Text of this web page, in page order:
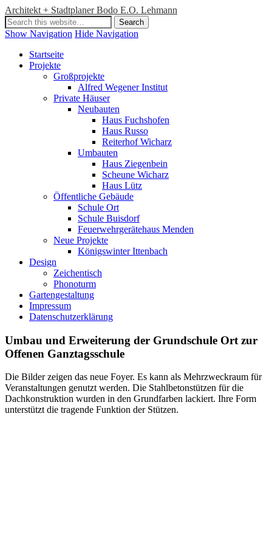
Architekt + Stadtplaner Bodo E.O. Lehmann
Show Navigation Hide Navigation
Startseite
Projekte
Großprojekte
Alfred Wegener Institut
Private Häuser
Neubauten
Haus Fuchshofen
Haus Russo
Reiterhof Wicharz
Umbauten
Haus Ziegenbein
Scheune Wicharz
Haus Lütz
Öffentliche Gebäude
Schule Ort
Schule Buisdorf
Feuerwehrgerätehaus Menden
Neue Projekte
Königswinter Ittenbach
Design
Zeichentisch
Phonoturm
Gartengestaltung
Impressum
Datenschutzerklärung
Umbau und Erweiterung der Grundschule Ort zur
Offenen Ganztagsschule
Die Bilder zeigen das neue Foyer. Es kann als Mehrzweckraum für
Veranstaltungen genutzt werden. Die Stahlbetonstützen für die
Dachkonstruktion wurden in den Grundfarben lackiert. Ihre Form
unterstützt die tragende Funktion der Stützen.